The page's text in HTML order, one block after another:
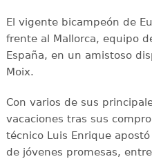
El vigente bicampeón de
frente al Mallorca, equipo
España, en un amistoso
Moix.
Con varios de sus
vacaciones tras sus
técnico Luis Enrique
de jóvenes promesas,